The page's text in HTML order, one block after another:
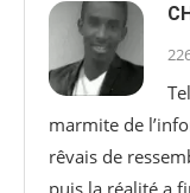
marmite de
rêvais de
puis la réalité a